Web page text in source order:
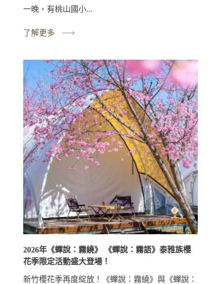
一晚，有桃山國小...
了解更多
2026年《蟬說：霧繞》 《蟬說：霧語》泰雅族櫻
花季限定活動盛大登場！
新竹櫻花季再度綻放！《蟬說：霧繞》與《蟬說：